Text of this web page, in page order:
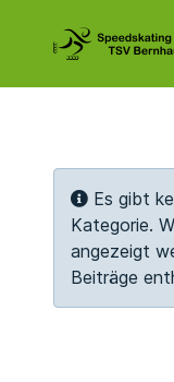
Info
Es gibt
Kategorie.
angezeigt
Beiträge